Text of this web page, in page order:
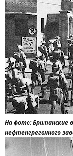
На фото: Британские
нефтеперегонного